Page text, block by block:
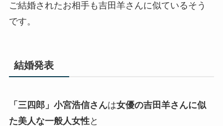
ご結婚されたお相手も吉田羊さんに似ているそう
です。
結婚発表
「三四郎」小宮浩信さんは女優の吉田羊さんに似
た美人な一般人女性と